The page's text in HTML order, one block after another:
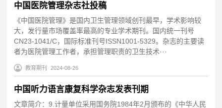
中国医院管理杂志社投稿
《中国医院管理》是国内卫生管理领域创刊最早，学术影响较
大，发行量市场覆盖率最高的专业学术期刊。国内统一刊号
CN23-1041/C，国际标准刊号ISSN1001-5329。杂志的主要读
者为医院管理工作者，承担管理职责的卫生技术···
教育期刊 2024-08-26
中国听力语言康复科学杂志发表刊期
文章简介：9.计量单位采用国务院1984年2月颁布的《中华人民